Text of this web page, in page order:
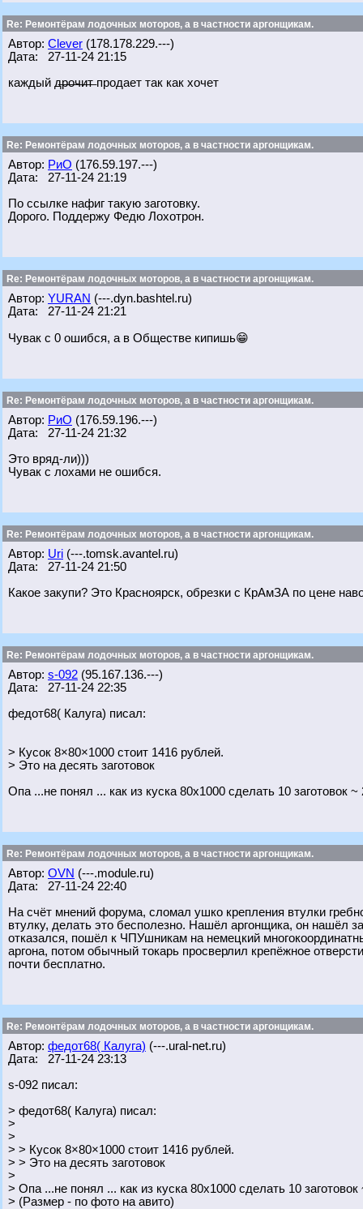
Re: Ремонтёрам лодочных моторов, а в частности аргонщикам.
Автор: Clever (178.178.229.---)
Дата: 27-11-24 21:15
каждый д̶р̶о̶ч̶и̶т̶ продает так как хочет
Re: Ремонтёрам лодочных моторов, а в частности аргонщикам.
Автор: РиО (176.59.197.---)
Дата: 27-11-24 21:19
По ссылке нафиг такую заготовку.
Дорого. Поддержу Федю Лохотрон.
Re: Ремонтёрам лодочных моторов, а в частности аргонщикам.
Автор: YURAN (---.dyn.bashtel.ru)
Дата: 27-11-24 21:21
Чувак с 0 ошибся, а в Обществе кипишь😁
Re: Ремонтёрам лодочных моторов, а в частности аргонщикам.
Автор: РиО (176.59.196.---)
Дата: 27-11-24 21:32
Это вряд-ли)))
Чувак с лохами не ошибся.
Re: Ремонтёрам лодочных моторов, а в частности аргонщикам.
Автор: Uri (---.tomsk.avantel.ru)
Дата: 27-11-24 21:50
Какое закупи? Это Красноярск, обрезки с КрАмЗА по цене
Re: Ремонтёрам лодочных моторов, а в частности аргонщикам.
Автор: s-092 (95.167.136.---)
Дата: 27-11-24 22:35
федот68( Калуга) писал:
> Кусок 8×80×1000 стоит 1416 рублей.
> Это на десять заготовок
Опа ...не понял ... как из куска 80х1000 сделать 10 заготовок
Re: Ремонтёрам лодочных моторов, а в частности аргонщикам.
Автор: OVN (---.module.ru)
Дата: 27-11-24 22:40
На счёт мнений форума, сломал ушко крепления втулки
втулку, делать это бесполезно. Нашёл аргонщика, он нашёл
отказался, пошёл к ЧПУшникам на немецкий
аргона, потом обычный токарь просверлил крепёжное
почти бесплатно.
Re: Ремонтёрам лодочных моторов, а в частности аргонщикам.
Автор: федот68( Калуга) (---.ural-net.ru)
Дата: 27-11-24 23:13
s-092 писал:
> федот68( Калуга) писал:
>
>
> > Кусок 8×80×1000 стоит 1416 рублей.
> > Это на десять заготовок
>
> Опа ...не понял ... как из куска 80х1000 сделать 10 заготовок
> (Размер - по фото на авито)